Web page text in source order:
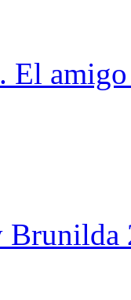
El amigo
Brunilda